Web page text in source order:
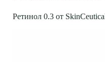
Ретинол 0.3 от